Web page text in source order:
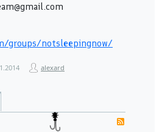
groups/notsleepingnow/
alexard